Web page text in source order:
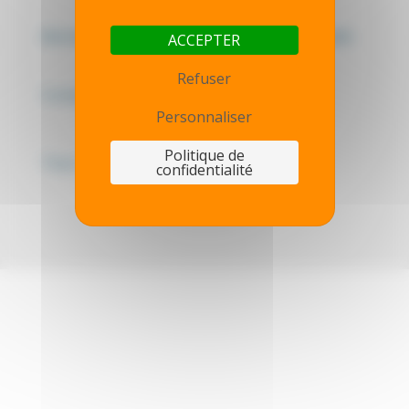
Mentions légales - Politique de confidentialité
ACCEPTER
Refuser
Personnaliser
Politique de
confidentialité